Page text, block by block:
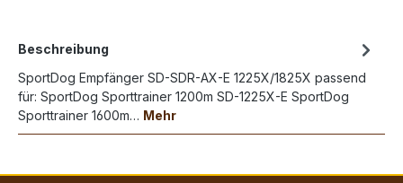
Beschreibung
SportDog Empfänger SD-SDR-AX-E 1225X/1825X passend
für: SportDog Sporttrainer 1200m SD-1225X-E SportDog
Sporttrainer 1600m… Mehr